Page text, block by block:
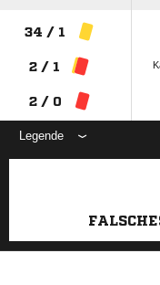
34 / 1
2 / 1
2 / 0
Legende